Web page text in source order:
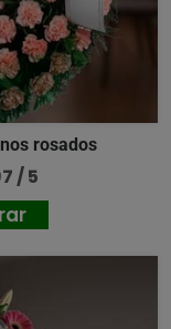
rosados
/ 5